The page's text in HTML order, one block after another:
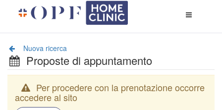
di
Nuova ricerca
Proposte di appuntamento
Per procedere con la prenotazione occorre
accedere al sito